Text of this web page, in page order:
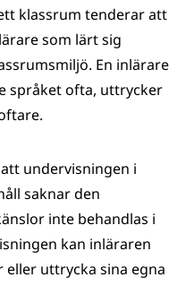
klassrum tenderar att
som lärt sig
En inlärare
språket ofta, uttrycker
undervisningen i
saknar den
inte behandlas i
kan inläraren
uttrycka sina egna